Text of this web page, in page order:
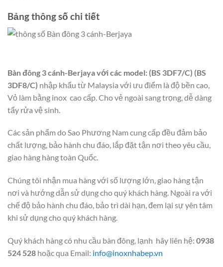
Bảng thông số chi tiết
Bàn đông 3 cánh-Berjaya với các model: (BS 3DF7/C) (BS
3DF8/C) nhập khẩu từ Malaysia với ưu điểm là độ bền cao,
Vỏ làm bằng inox cao cấp. Cho vẻ ngoài sang trọng, dễ dàng
tẩy rửa vệ sinh.
Các sản phẩm do Sao Phương Nam cung cấp đều đảm bảo
chất lượng, bảo hành chu đáo, lắp đặt tận nơi theo yêu cầu,
giao hàng hàng toàn Quốc.
Chúng tôi nhận mua hàng với số lượng lớn, giao hàng tận
nơi và hướng dẫn sử dụng cho quý khách hàng. Ngoài ra với
chế độ bảo hành chu đáo, bảo trì dài hạn, đem lại sự yên tâm
khi sử dụng cho quý khách hàng.
Quý khách hàng có nhu cầu bàn đông, lạnh hãy liên hệ: 0938
524 528 hoặc qua Email: info@inoxnhabep.vn